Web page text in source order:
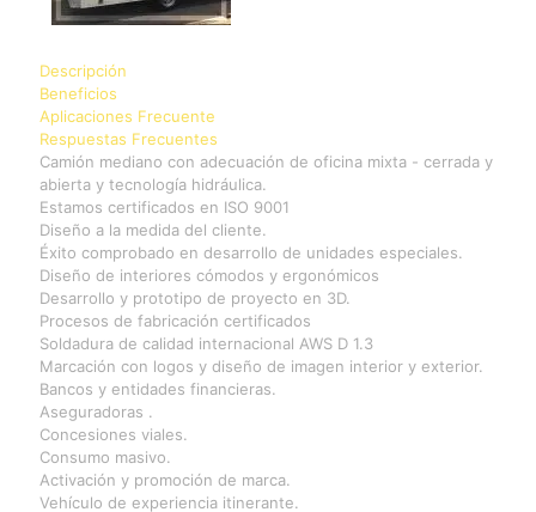
Descripción
Beneficios
Aplicaciones Frecuente
Respuestas Frecuentes
Camión mediano con adecuación de oficina mixta - cerrada y
abierta y tecnología hidráulica.
Estamos certificados en ISO 9001
Diseño a la medida del cliente.
Éxito comprobado en desarrollo de unidades especiales.
Diseño de interiores cómodos y ergonómicos
Desarrollo y prototipo de proyecto en 3D.
Procesos de fabricación certificados
Soldadura de calidad internacional AWS D 1.3
Marcación con logos y diseño de imagen interior y exterior.
Bancos y entidades financieras.
Aseguradoras .
Concesiones viales.
Consumo masivo.
Activación y promoción de marca.
Vehículo de experiencia itinerante.